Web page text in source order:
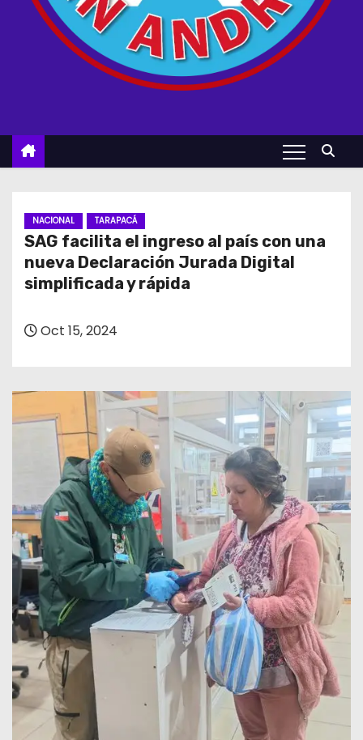
NACIONAL TARAPACÁ
SAG facilita el ingreso al país con una
nueva Declaración Jurada Digital
simplificada y rápida
Oct 15, 2024